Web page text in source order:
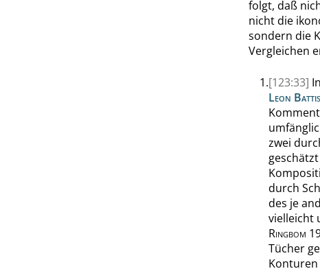
folgt, daß
nicht die
sondern die
Vergleichen
1.[123:33]
Leon
zwei
durch
des je
vielleicht
Ringbom
Tücher